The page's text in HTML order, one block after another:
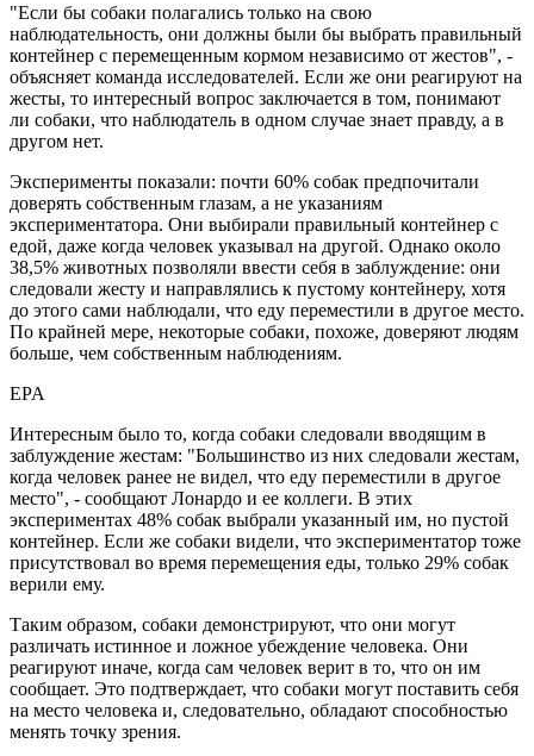
"Если бы собаки полагались только на свою
наблюдательность, они должны были бы выбрать правильный
контейнер с перемещенным кормом независимо от жестов", -
объясняет команда исследователей. Если же они реагируют на
жесты, то интересный вопрос заключается в том, понимают
ли собаки, что наблюдатель в одном случае знает правду, а в
другом нет.
Эксперименты показали: почти 60% собак предпочитали
доверять собственным глазам, а не указаниям
экспериментатора. Они выбирали правильный контейнер с
едой, даже когда человек указывал на другой. Однако около
38,5% животных позволяли ввести себя в заблуждение: они
следовали жесту и направлялись к пустому контейнеру, хотя
до этого сами наблюдали, что еду переместили в другое место.
По крайней мере, некоторые собаки, похоже, доверяют людям
больше, чем собственным наблюдениям.
EPA
Интересным было то, когда собаки следовали вводящим в
заблуждение жестам: "Большинство из них следовали жестам,
когда человек ранее не видел, что еду переместили в другое
место", - сообщают Лонардо и ее коллеги. В этих
экспериментах 48% собак выбрали указанный им, но пустой
контейнер. Если же собаки видели, что экспериментатор тоже
присутствовал во время перемещения еды, только 29% собак
верили ему.
Таким образом, собаки демонстрируют, что они могут
различать истинное и ложное убеждение человека. Они
реагируют иначе, когда сам человек верит в то, что он им
сообщает. Это подтверждает, что собаки могут поставить себя
на место человека и, следовательно, обладают способностью
менять точку зрения.